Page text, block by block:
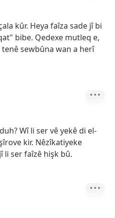
kûr. Heya faîza sade jî bi
bibe. Qedexe mutleq e,
tenêsewbûna wan a herî
Wî li servêyekê di el-
kir. Nêzîkatiyeke
jî li serfaîzê hişk bû.